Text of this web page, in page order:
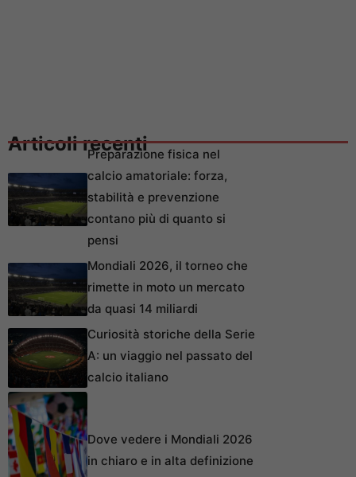
Articoli recentiPreparazione fisica nel
calcio amatoriale: forza,
stabilità e prevenzione
contano più di quanto si
pensi
Mondiali 2026, il torneo che
rimette in moto un mercato
da quasi 14 miliardi
Curiosità storiche della Serie
A: un viaggio nel passato del
calcio italiano
Dove vedere i Mondiali 2026
in chiaro e in alta definizione